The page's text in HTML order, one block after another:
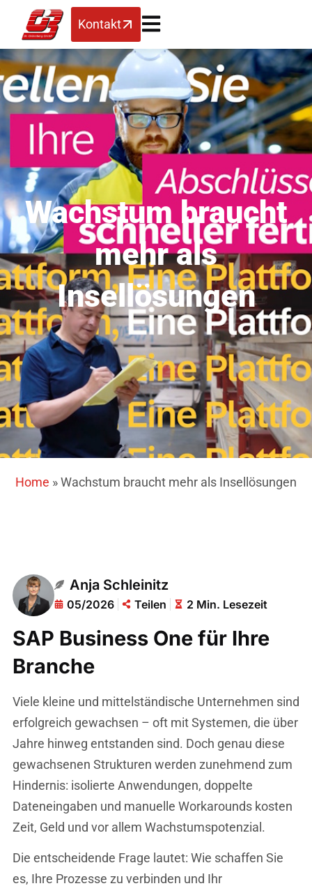
Kontakt
Wachstum braucht
mehr als
Insellösungen
Home »Wachstum braucht mehr als Insellösungen
Anja Schleinitz
05/2026 Teilen 2 Min. Lesezeit
SAP Business One für Ihre
Branche
Viele kleine und mittelständische Unternehmen sind
erfolgreich gewachsen – oft mit Systemen, die über
Jahre hinweg entstanden sind. Doch genau diese
gewachsenen Strukturen werden zunehmend zum
Hindernis: isolierte Anwendungen, doppelte
Dateneingaben und manuelle Workarounds kosten
Zeit, Geld und vor allem Wachstumspotenzial.
Die entscheidende Frage lautet: Wie schaffen Sie
es, Ihre Prozesse zu verbinden und Ihr